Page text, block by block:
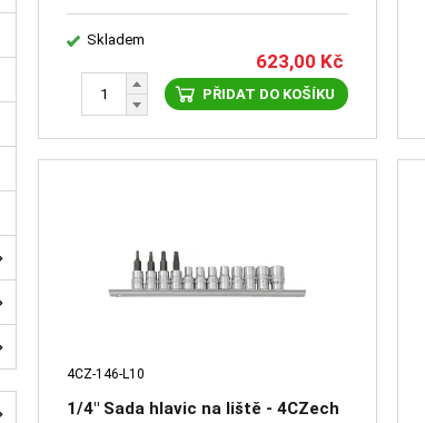
Skladem
623,00 Kč
PŘIDAT DO KOŠÍKU
4CZ-146-L10
1/4" Sada hlavic na liště - 4CZech